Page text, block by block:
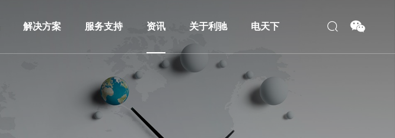
解决方案 服务支持 资讯 关于利驰 电天下